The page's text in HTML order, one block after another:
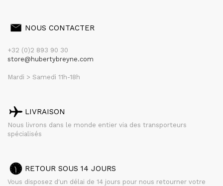
NOUS CONTACTER
+32 (0)2 893 90 30
store@hubertybreyne.com
Mardi > Samedi 11h-18h
LIVRAISON
Nous livrons dans le monde entier via des transporteurs
spécialisés
RETOUR SOUS 14 JOURS
Vous disposez d'un délai de 14 jours pour nous retourner votre